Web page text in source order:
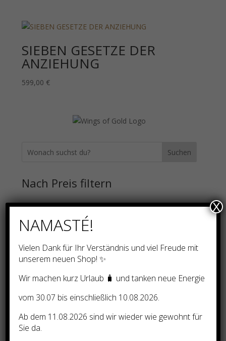
SIEBEN GESETZE DER
ANZIEHUNG
599,00 €
Suchen
Nach Preis filtern
12
Produkte
Ausbildung und Einweihungen – nach Natara
Produkte
999 SKALARWELLEN-FREQUENZ-CODES
Produkte
999 ZEITLINIEN/DIMENSIONSTORE 2 2
Produkte
AKTIVIERUNG BLAU-GOLDENE FREQUENZ
AKTIVIERUNG DEINER KÖRPEREIGENEN
AMINOSÄUREN
NAMASTÉ!
Vielen Dank für Ihr Verständnis und viel Freude mit
unserem neuen Shop! ✨
Wir machen kurz Urlaub 🧳 und tanken neue Energie
vom 30.07 bis einschließlich 10.08.2026.
Ab dem 11.08.2026 sind wir wieder wie gewohnt für
Sie da.
X